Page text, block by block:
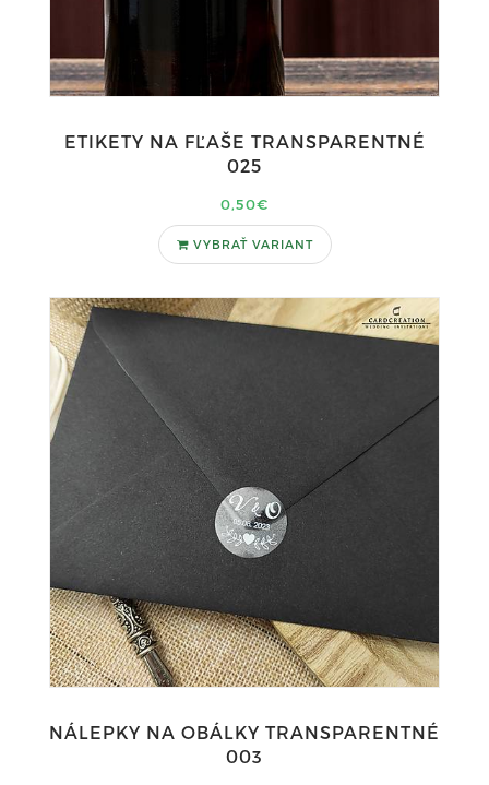
ETIKETY NA FĽAŠE TRANSPARENTNÉ
025
0,50€
VYBRAŤ VARIANT
NÁLEPKY NA OBÁLKY TRANSPARENTNÉ
003